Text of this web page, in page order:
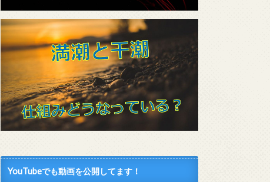
YouTubeでも動画を公開してます！